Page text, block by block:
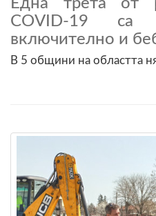
COVID-19 са
включително и
В 5 общини на областта